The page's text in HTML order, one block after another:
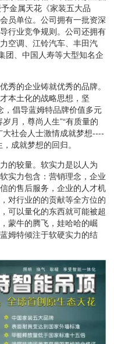
金属天花《家装五大品
员单位。公司拥有一批资深
行业竞争规则。公司还拥有
空调、江铃汽车、丰田汽
团、中国人寿等大型知名企
秀的企业铸就优秀的品牌。
本土化的战略思想，坚
，倡导蓝姆特品牌价值多元
月，尊尚人生”“有质量的
社会人士激情成就梦想----
成就梦想的回归。
的较量。软实力是以人为
实力包含：营销理念，企业
的售后服务，企业的人才机
对行业的的贡献等全方位的
可以量化的东西就可能被超
蒙牛的腾飞，娃哈哈的崛
姆特倾注于软硬实力的结